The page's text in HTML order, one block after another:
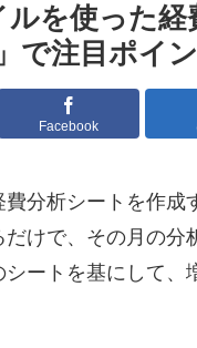
ルを使った
で注目ポイ
Facebook
費分析シートを作
けで、その月の
シートを基にして